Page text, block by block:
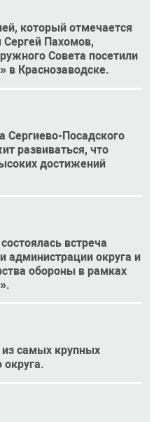
который отмечается
Сергей Пахомов,
Совета посетили
в Краснозаводске.
Сергиево-Посадского
развиваться, что
достижений
встреча
администрации округа и
обороны в рамках
самых крупных
округа.